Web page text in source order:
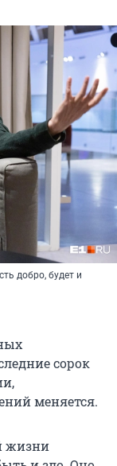
добро, будет и
сорок
меняется.
жизни